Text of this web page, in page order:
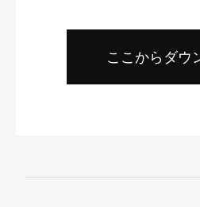
ここからダウ